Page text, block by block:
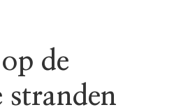
de
stranden